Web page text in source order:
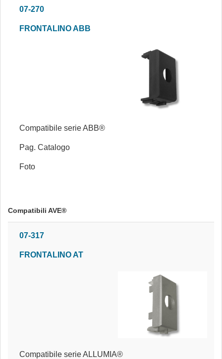
07-270
FRONTALINO ABB
Compatibile serie ABB®
Pag. Catalogo
Foto
Compatibili AVE®
07-317
FRONTALINO AT
Compatibile serie ALLUMIA®